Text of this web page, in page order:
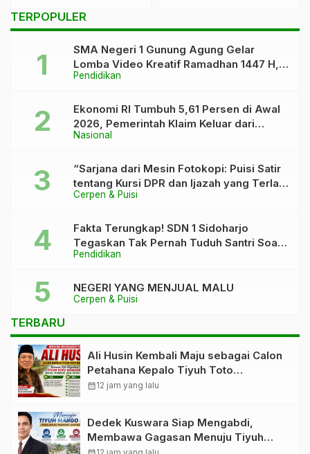
Program Peduli Kasih
TERPOPULER
Pendidikan
SMA Negeri 1 Gunung Agung Gelar
Lomba Video Kreatif Ramadhan 1447 H,
Asah Bakat dan Pererat Kebersamaan
Nasional
Ekonomi RI Tumbuh 5,61 Persen di Awal
2026, Pemerintah Klaim Keluar dari
“Kutukan” 5 Persen
Cerpen & Puisi
“Sarjana dari Mesin Fotokopi: Puisi Satir
tentang Kursi DPR dan Ijazah yang Terlalu
Rapi”
Pendidikan
Fakta Terungkap! SDN 1 Sidoharjo
Tegaskan Tak Pernah Tuduh Santri Soal
Kaca Pecah
Cerpen & Puisi
NEGERI YANG MENJUAL MALU
TERBARU
Ali Husin Kembali Maju sebagai Calon
Petahana Kepalo Tiyuh Toto
Wonodadi, Hadapi Kotak Kosong
calendar_month12 jam yang lalu
Dedek Kuswara Siap Mengabdi,
Membawa Gagasan Menuju Tiyuh